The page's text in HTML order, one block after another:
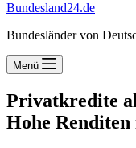
Bundesland24.de
Bundesländer von
Menü
Privatkredite
Hohe